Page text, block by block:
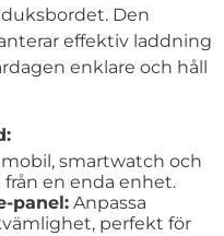
Den
effektiv laddning
enklare och håll
smartwatch och
en enda enhet.
panel: Anpassa
perfekt för